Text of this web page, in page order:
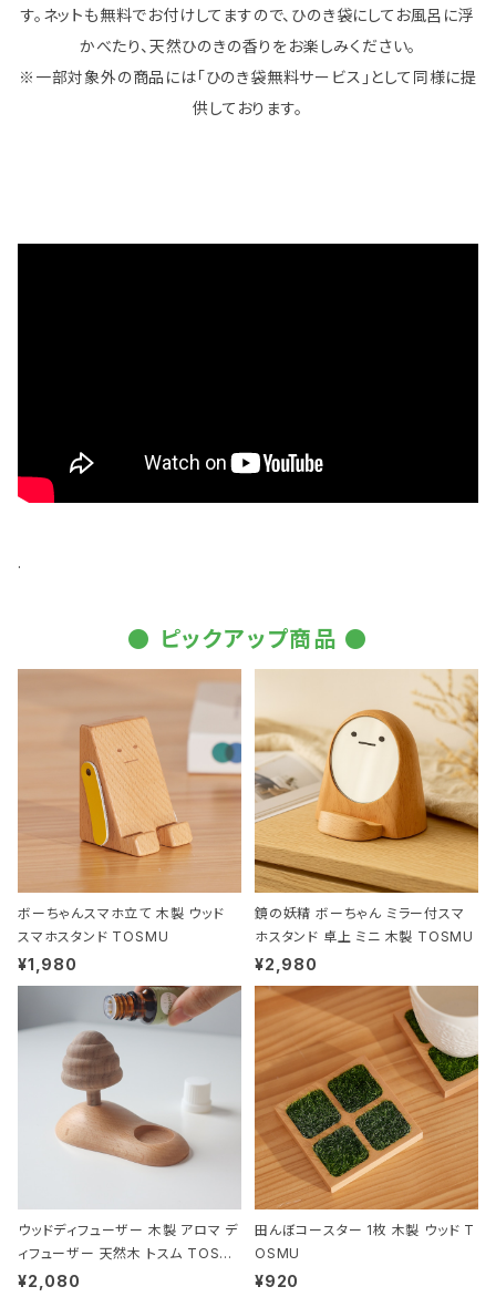
す。ネットも無料でお付けしてますので、ひのき袋にしてお風呂に浮
かべたり、天然ひのきの香りをお楽しみください。
※一部対象外の商品には「ひのき袋無料サービス」として同様に提
供しております。
.
● ピックアップ商品 ●
ボーちゃんスマホ立て 木製 ウッド
スマホスタンド TOSMU
¥1,980
鏡の妖精 ボーちゃん ミラー付スマ
ホスタンド 卓上 ミニ 木製 TOSMU
¥2,980
ウッドディフューザー 木製 アロマ デ
ィフューザー 天然木 トスム TOSM
U
¥2,080
田んぼコースター 1枚 木製 ウッド T
OSMU
¥920